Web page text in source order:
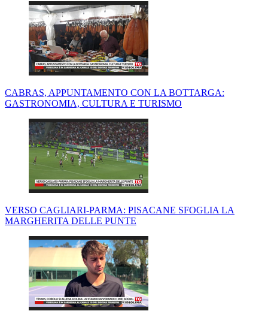
CABRAS, APPUNTAMENTO CON LA BOTTARGA:
GASTRONOMIA, CULTURA E TURISMO
VERSO CAGLIARI-PARMA: PISACANE SFOGLIA LA
MARGHERITA DELLE PUNTE